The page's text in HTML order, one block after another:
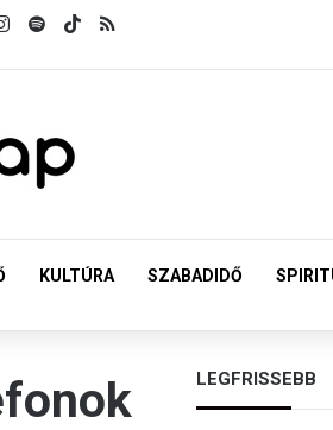
Instagram
SpotifyTikTok
KULTÚRA SZABADIDŐ
LEGFRISSEBB